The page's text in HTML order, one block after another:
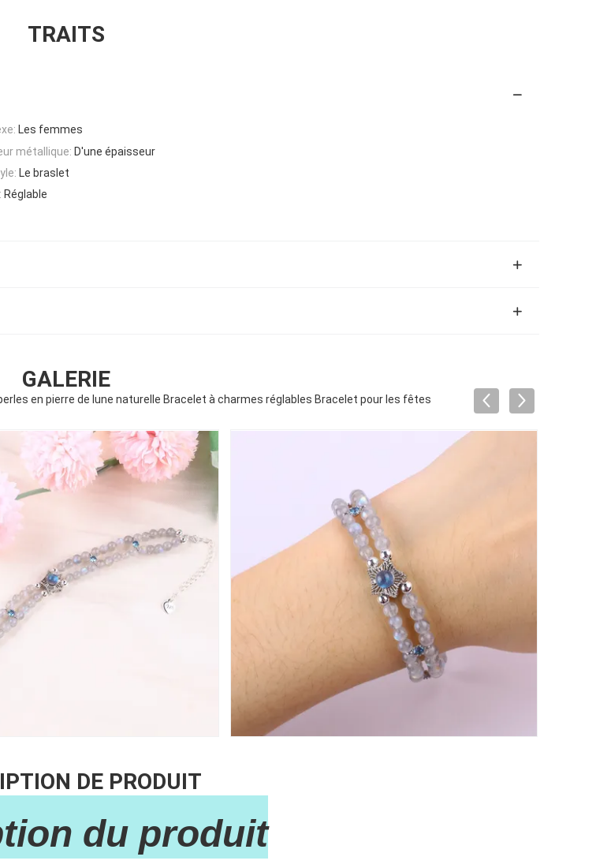
TRAITS
Les femmes
métallique: D'une épaisseur
Le braslet
Réglable
GALERIE
en pierre de lune naturelle Bracelet à charmes réglables Bracelet pour les fêtes
DE PRODUIT
du produit